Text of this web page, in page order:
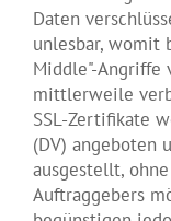
Daten
unlesbar, womit
Middle"-Angriffe
mittlerweile
SSL-Zertifikate
(DV) angeboten
ausgestellt,
Auftraggebers